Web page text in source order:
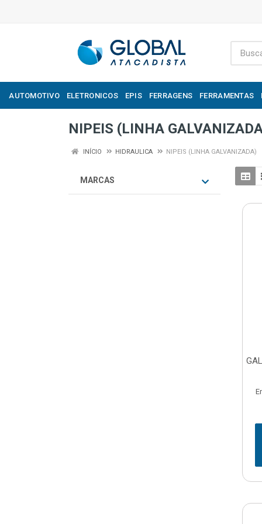
AUTOMOTIVO ELETRONICOS EPIS FERRAGENS FERRAMENTAS
NIPEIS (LINHA
INÍCIO HIDRAULICA NIPEIS (LINHA GALVANIZADA)
MARCAS